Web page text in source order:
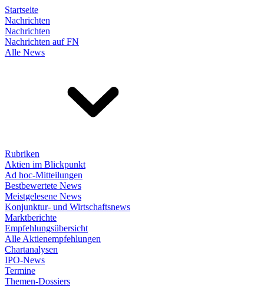
Startseite
Nachrichten
Nachrichten
Nachrichten auf FN
Alle News
Rubriken
Aktien im Blickpunkt
Ad hoc-Mitteilungen
Bestbewertete News
Meistgelesene News
Konjunktur- und Wirtschaftsnews
Marktberichte
Empfehlungsübersicht
Alle Aktienempfehlungen
Chartanalysen
IPO-News
Termine
Themen-Dossiers